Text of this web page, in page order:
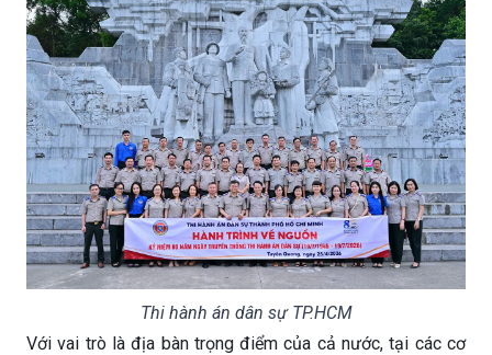
Thi hành án dân sự TP.HCM
Với vai trò là địa bàn trọng điểm của cả nước, tại các cơ